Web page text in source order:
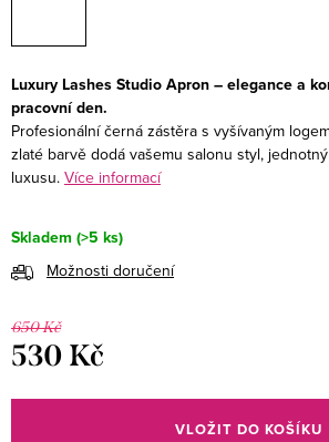
Luxury Lashes Studio Apron – elegance a
pracovní den.
Profesionální černá zástěra s vyšívaným
zlaté barvě dodá vašemu salonu styl,
luxusu. Více informací
Skladem (>5 ks)
Možnosti doručení
650 Kč
530 Kč
cena:
VLOŽIT DO KOŠÍKU